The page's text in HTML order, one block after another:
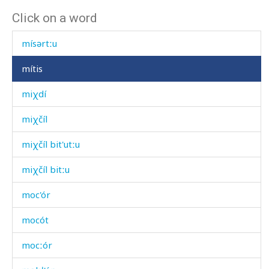
Click on a word
mírχːič'il
mísərtːu
mítis
miχdí
miχčíl
miχčíl bit'utːu
miχčíl bitːu
moc'ór
mocót
mocːór